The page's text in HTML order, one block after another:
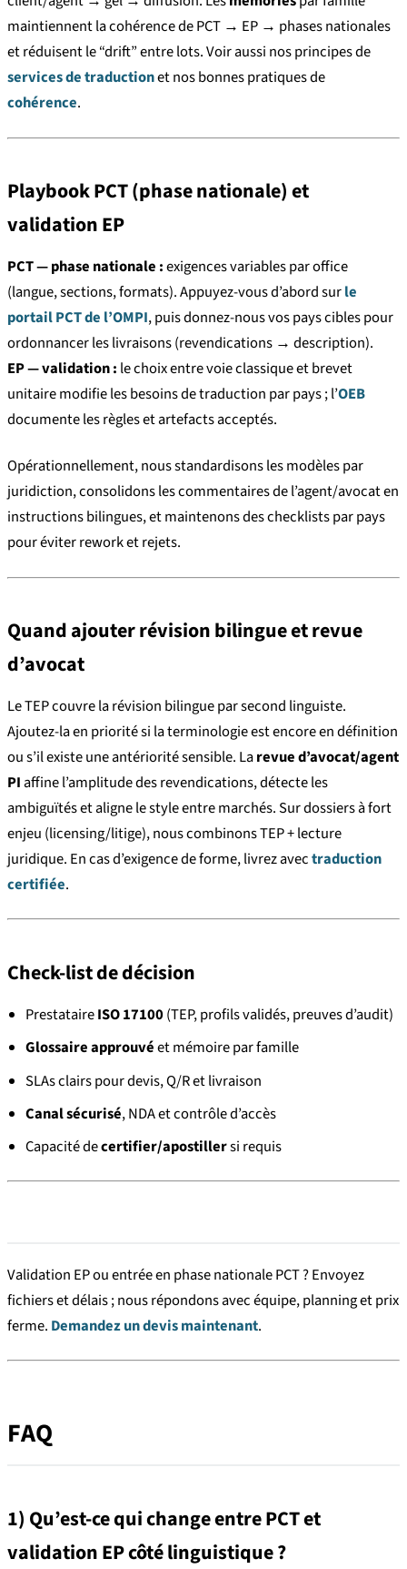
maintiennent la cohérence de PCT → EP → phases nationales
et réduisent le “drift” entre lots. Voir aussi nos principes de
services de traductionet nos bonnes pratiques de
cohérence.
Playbook PCT (phase nationale) et
validation EP
PCT — phase nationale :exigences variables par office
(langue, sections, formats). Appuyez-vous d’abord surle
portail PCT de l’OMPI, puis donnez-nous vos pays cibles pour
ordonnancer les livraisons (revendications → description).
EP — validation : le choix entre voie classique et brevet
unitaire modifie les besoins de traduction par pays ; l’OEB
documente les règles et artefacts acceptés.
Opérationnellement, nous standardisons les modèles par
juridiction, consolidons les commentaires de l’agent/avocat en
instructions bilingues, et maintenons des checklists par pays
pour éviter rework et rejets.
Quand ajouter révision bilingue et revue
d’avocat
Le TEP couvre la révision bilingue par second linguiste.
Ajoutez-la en priorité si la terminologie est encore en définition
ou s’il existe une antériorité sensible. Larevue d’avocat/agent
PIaffine l’amplitude des revendications, détecte les
ambiguïtés et aligne le style entre marchés. Sur dossiers à fort
enjeu (licensing/litige), nous combinons TEP + lecture
juridique. En cas d’exigence de forme, livrez avectraduction
certifiée.
Check-list de décision
PrestataireISO 17100 (TEP, profils validés, preuves d’audit)
Glossaire approuvéet mémoire par famille
SLAs clairs pour devis, Q/R et livraison
Canal sécurisé, NDA et contrôle d’accès
Capacité decertifier/apostillersi requis
Validation EP ou entrée en phase nationale PCT ? Envoyez
fichiers et délais ; nous répondons avec équipe, planning et prix
ferme. Demandez un devis maintenant.
FAQ
1) Qu’est-ce qui change entre PCT et
validation EP côté linguistique ?